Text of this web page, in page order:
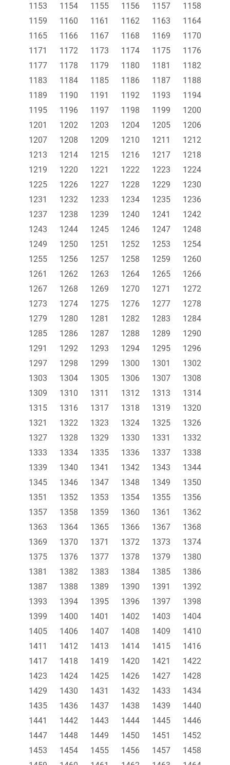
1153 1154 1155 1156 1157
1158
1159
1160 1161 1162 1163
1164
1165
1166 1167 1168 1169
1170
1171
1172 1173 1174 1175
1176
1177
1178 1179 1180 1181
1182
1183
1184 1185 1186 1187
1188
1189
1190 1191 1192 1193
1194
1195
1196 1197 1198 1199
1200
1201
1202 1203 1204 1205
1206
1207
1208 1209 1210 1211
1212
1213
1214 1215 1216 1217
1218
1219
1220 1221 1222 1223
1224
1225
1226 1227 1228 1229
1230
1231
1232 1233 1234 1235
1236
1237
1238 1239 1240 1241
1242
1243
1244 1245 1246 1247
1248
1249
1250 1251 1252 1253
1254
1255
1256 1257 1258 1259
1260
1261
1262 1263 1264 1265
1266
1267
1268 1269 1270 1271
1272
1273
1274 1275 1276 1277
1278
1279
1280 1281 1282 1283
1284
1285
1286 1287 1288 1289
1290
1291
1292 1293 1294 1295
1296
1297
1298 1299 1300 1301
1302
1303
1304 1305 1306 1307
1308
1309
1310 1311 1312 1313
1314
1315
1316 1317 1318 1319
1320
1321
1322 1323 1324 1325
1326
1327
1328 1329 1330 1331
1332
1333
1334 1335 1336 1337
1338
1339
1340 1341 1342 1343
1344
1345
1346 1347 1348 1349
1350
1351
1352 1353 1354 1355
1356
1357
1358 1359 1360 1361
1362
1363
1364 1365 1366 1367
1368
1369
1370 1371 1372 1373
1374
1375
1376 1377 1378 1379
1380
1381
1382 1383 1384 1385
1386
1387
1388 1389 1390 1391
1392
1393
1394 1395 1396 1397
1398
1399
1400 1401 1402 1403
1404
1405
1406 1407 1408 1409
1410
1411
1412 1413 1414 1415
1416
1417
1418 1419 1420 1421
1422
1423
1424 1425 1426 1427
1428
1429
1430 1431 1432 1433
1434
1435
1436 1437 1438 1439
1440
1441
1442 1443 1444 1445
1446
1447
1448 1449 1450 1451
1452
1453
1454 1455 1456 1457
1458